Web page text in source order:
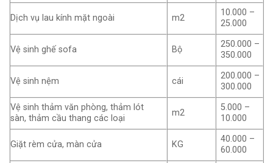
Dịch vụ lau kính mặt ngoài m2
10.000 –
25.000
Vệ sinh ghế sofa Bộ
250.000 –
350.000
Vệ sinh nệm cái
200.000 –
300.000
Vệ sinh thảm văn phòng, thảm lót
sàn, thảm cầu thang các loại
m2
5.000 –
10.000
Giặt rèm cửa, màn cửa KG
40.000 –
60.000